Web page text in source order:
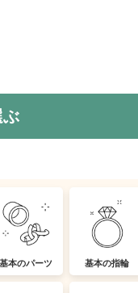
ぶ
基本のパーツ 基本の指輪